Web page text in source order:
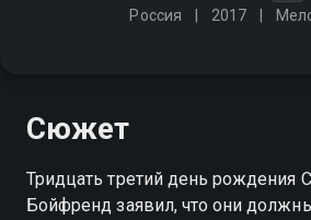
Россия 2017
Сюжет
Тридцать третий день рождения
Бойфренд заявил, что они должны